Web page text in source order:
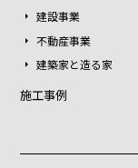
建設事業
不動産事業
建築家と造る家
施工事例